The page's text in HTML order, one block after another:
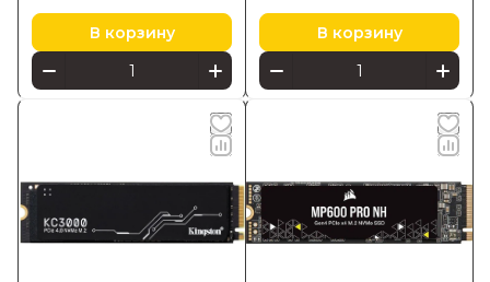
В корзину В корзину